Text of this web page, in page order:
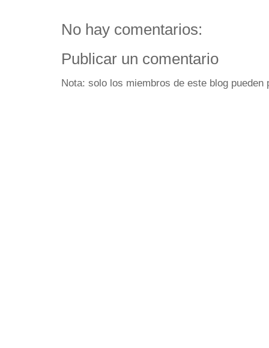
No hay comentarios:
Publicar un comentario
Nota: solo los miembros de este blog pueden